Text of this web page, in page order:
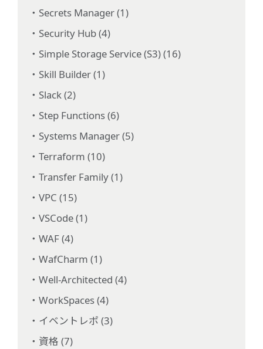
Secrets Manager (1)
Security Hub (4)
Simple Storage Service (S3) (16)
Skill Builder (1)
Slack (2)
Step Functions (6)
Systems Manager (5)
Terraform (10)
Transfer Family (1)
VPC (15)
VSCode (1)
WAF (4)
WafCharm (1)
Well-Architected (4)
WorkSpaces (4)
イベントレポ (3)
資格 (7)